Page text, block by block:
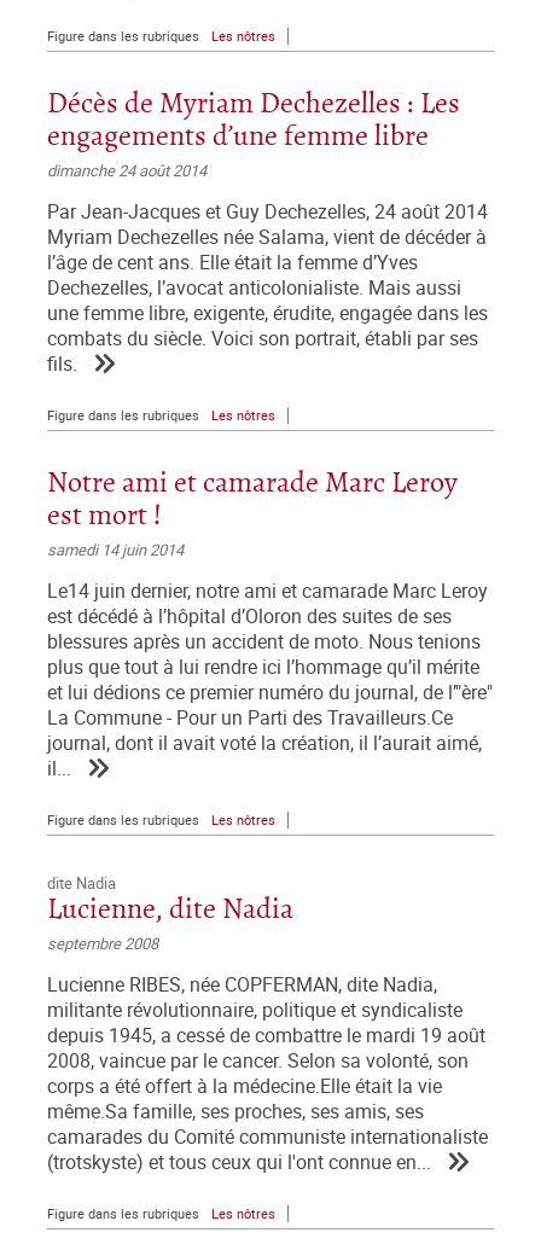
Figure dans les rubriques Les nôtres
Décès de Myriam Dechezelles : Les
engagements d’une femme libre
dimanche 24 août 2014
Par Jean-Jacques et Guy Dechezelles, 24 août 2014
Myriam Dechezelles née Salama, vient de décéder à
l’âge de cent ans. Elle était la femme d’Yves
Dechezelles, l’avocat anticolonialiste. Mais aussi
une femme libre, exigente, érudite, engagée dans les
combats du siècle. Voici son portrait, établi par ses
fils.
Figure dans les rubriques Les nôtres
Notre ami et camarade Marc Leroy
est mort !
samedi 14 juin 2014
Le14 juin dernier, notre ami et camarade Marc Leroy
est décédé à l’hôpital d’Oloron des suites de ses
blessures après un accident de moto. Nous tenions
plus que tout à lui rendre ici l’hommage qu’il mérite
et lui dédions ce premier numéro du journal, de l’"ère"
La Commune - Pour un Parti des Travailleurs.Ce
journal, dont il avait voté la création, il l’aurait aimé,
il...
Figure dans les rubriques Les nôtres
dite Nadia
Lucienne, dite Nadia
septembre 2008
Lucienne RIBES, née COPFERMAN, dite Nadia,
militante révolutionnaire, politique et syndicaliste
depuis 1945, a cessé de combattre le mardi 19 août
2008, vaincue par le cancer. Selon sa volonté, son
corps a été offert à la médecine.Elle était la vie
même.Sa famille, ses proches, ses amis, ses
camarades du Comité communiste internationaliste
(trotskyste) et tous ceux qui l'ont connue en...
Figure dans les rubriques Les nôtres